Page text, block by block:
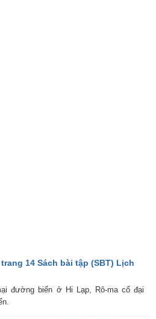
14 Sách bài tập (SBT) Lịch
đường biển ở Hi Lạp, Rô-ma cổ đại